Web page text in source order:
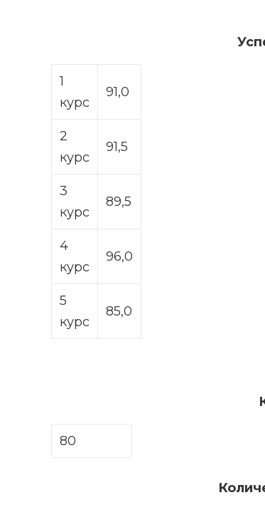
1
курс
91,0
2
курс
91,5
3
курс
89,5
4
курс
96,0
5
курс
85,0
80